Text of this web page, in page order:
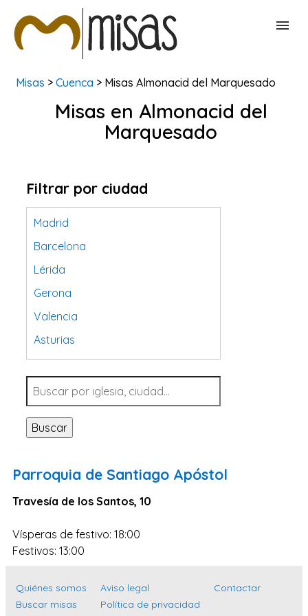
BUSCAR MISAS
Misas > Cuenca > Misas Almonacid del Marquesado
Misas en Almonacid del
Marquesado
Filtrar por ciudad
Madrid
Barcelona
Lérida
Gerona
Valencia
Asturias
Tarragona
Navarra
Valladolid
Sevilla
Santa Cruz de Tenerife
Cantabria
Islas Baleares
Las Palmas
Buscar
Parroquia de Santiago Apóstol
Travesía de los Santos, 10
Vísperas de festivo: 18:00
Festivos: 13:00
Quiénes somos
Buscar misas
Aviso legal
Política de privacidad
Contactar